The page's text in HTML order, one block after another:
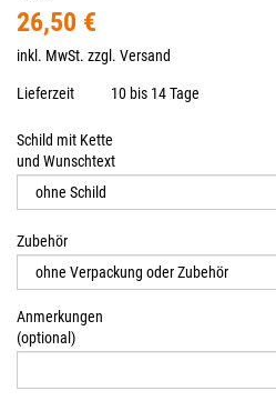
26,50 €
inkl. MwSt. zzgl. Versand
Lieferzeit 10 bis 14 Tage
Schild mit Kette
und Wunschtext
Zubehör
Anmerkungen
(optional)